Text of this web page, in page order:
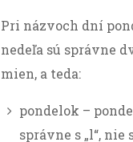
Pri názvoch dní
nedeľa sú správne
mien, a teda:
pondelok –
správne s „l“, nie s